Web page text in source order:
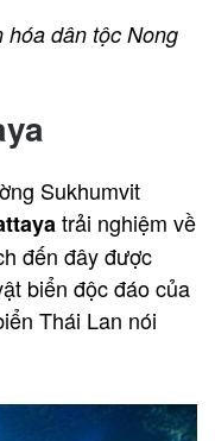
hóa dân tộc Nong
Sukhumvit
trải nghiệm về
đến đây được
biển độc đáo của
Thái Lan nói